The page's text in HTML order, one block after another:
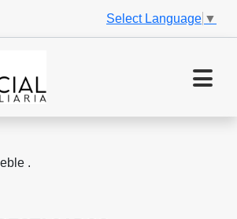
Select Language ▼
.